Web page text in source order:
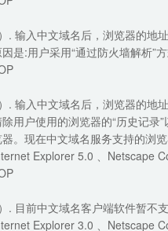
. 输入中文域名后，浏览器的地
因是:用户采用“通过防火墙解析”
. 输入中文域名后，浏览器的地
用户使用的浏览器的“历史记录
器。现在中文域名服务支持的浏
Explorer 5.0 、Netscape
. 目前中文域名客户端软件暂不
Explorer 3.0 、Netscape